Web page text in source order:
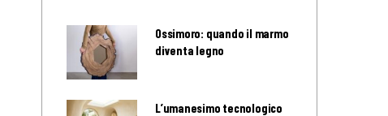
Ossimoro: quando il marmo
diventa legno
L’umanesimo tecnologico